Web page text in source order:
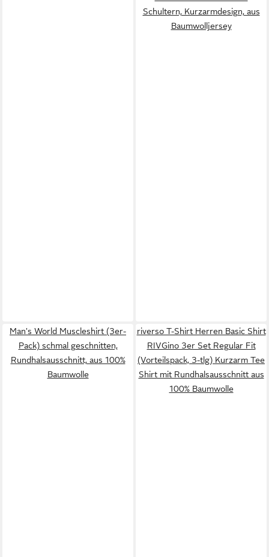
Schultern, Kurzarmdesign, aus
Baumwolljersey
Man's World Muscleshirt (3er-
Pack) schmal geschnitten,
Rundhalsausschnitt, aus 100%
Baumwolle
riverso T-Shirt Herren Basic Shirt
RIVGino 3er Set Regular Fit
(Vorteilspack, 3-tlg) Kurzarm Tee
Shirt mit Rundhalsausschnitt aus
100% Baumwolle